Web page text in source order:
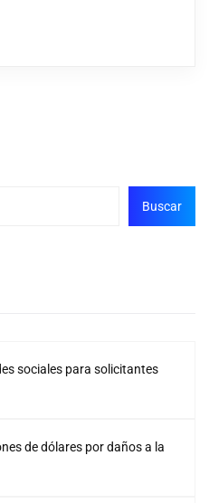
Buscar
sociales para solicitantes
de dólares por daños a la